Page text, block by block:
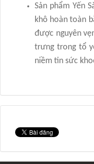
Sản phẩm Yến
khô hoàn toàn
được nguyên
trưng trong tổ
niềm tin sức